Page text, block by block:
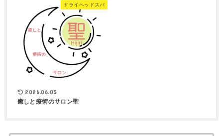
ドライヘッドスパ
2026.06.05
癒しと療術のサロン聖